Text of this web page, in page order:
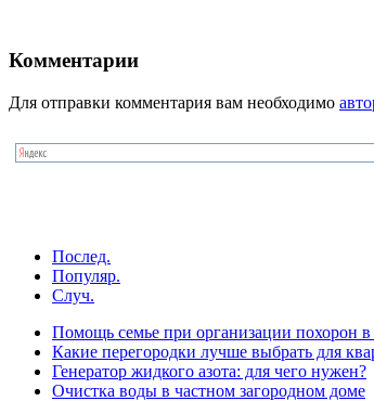
Комментарии
Для отправки комментария вам необходимо
Послед.
Популяр.
Случ.
Помощь семье при организации похорон
Какие перегородки лучше выбрать для
Генератор жидкого азота: для чего нужен?
Очистка воды в частном загородном доме